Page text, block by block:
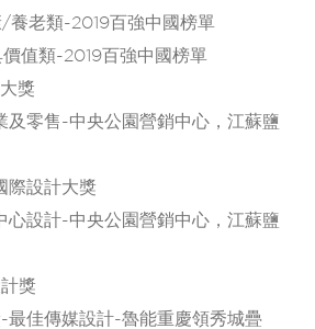
養老類-2019百強中國榜單
值類-2019百強中國榜單
獎
及零售-中央公園營銷中心，江蘇鹽
際設計大獎
心設計-中央公園營銷中心，江蘇鹽
獎
最佳傳媒設計-魯能重慶領秀城疊